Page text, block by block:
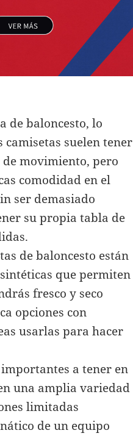
de baloncesto, lo
suelen tener
movimiento, pero
comodidad en el
ser demasiado
su propia tabla de
de baloncesto están
que permiten
fresco y seco
opciones con
usarlas para hacer
a tener en
una amplia variedad
limitadas
de un equipo